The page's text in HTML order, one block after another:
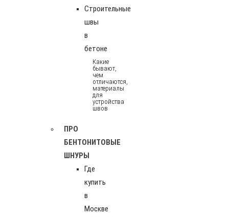
Строительные
швы
в
бетоне
Какие
бывают,
чем
отличаются,
материалы
для
устройства
швов
ПРО
БЕНТОНИТОВЫЕ
ШНУРЫ
Где
купить
в
Москве